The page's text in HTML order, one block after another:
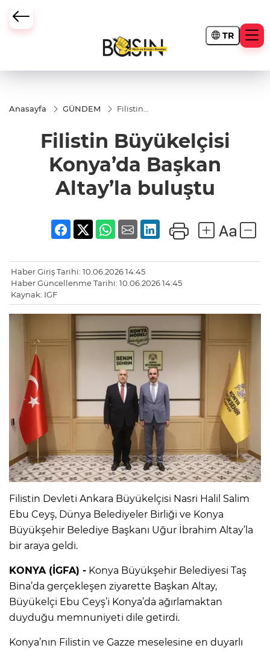
TR
Anasayfa GÜNDEM
Filistin
Başkan
Altay’la
buluştu
Filistin Büyükelçisi
Konya’da Başkan
Altay’la buluştu
Haber Giriş Tarihi: 10.06.2026 14:45
Haber Güncellenme Tarihi: 10.06.2026 14:45
Kaynak: IGF
Filistin Devleti Ankara Büyükelçisi Nasri Halil Salim
Ebu Ceyş, Dünya Belediyeler Birliği ve Konya
Büyükşehir Belediye Başkanı Uğur İbrahim Altay’la
bir araya geldi.
KONYA (İGFA) - Konya Büyükşehir Belediyesi Taş
Bina’da gerçekleşen ziyarette Başkan Altay,
Büyükelçi Ebu Ceyş’i Konya’da ağırlamaktan
duyduğu memnuniyeti dile getirdi.
Konya’nın Filistin ve Gazze meselesine en duyarlı